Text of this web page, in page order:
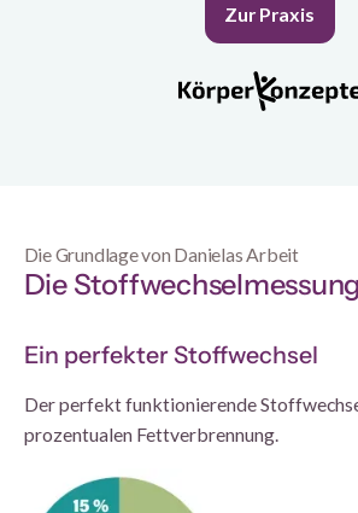
Zur Praxis
Die Grundlage von Danielas Arbeit
Die Stoffwechselmessung
Ein perfekter Stoffwechsel
Der perfekt funktionierende
prozentualen Fettverbrennung.